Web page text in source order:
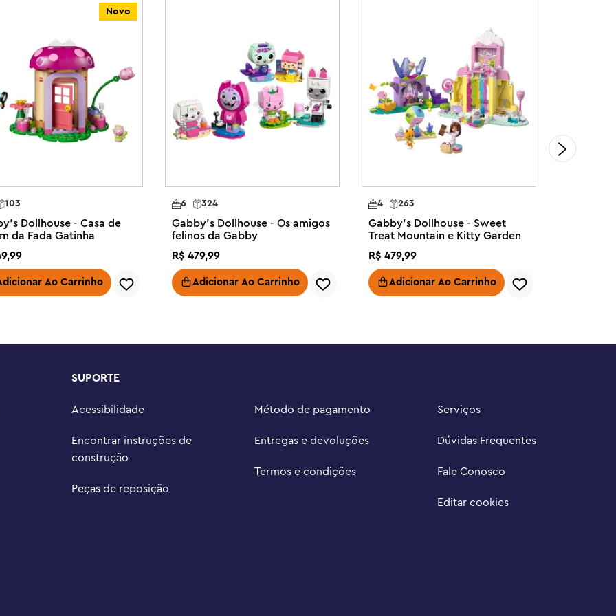
são fornecidas na forma de
fãs da Gabby's Dollhouse da
with Baby Box, especialmente
com mais de 4 anos
uma figura Baby Box e
pincel, tesoura e lata de spray
Baby Box a pintar um quadro e
a ajuda de uma escada para os
e modelos de construção
artesanais, conjuntos
Animation.
– Confira a linha completa de
de conjuntos LEGO®
do cotidiano
mede mais de 8 cm de
Novo
103
Dollhouse - Casa de
da Fada Gatinha
,99
Ao Carrinho
324
6
Gabby's Dollhouse - Os amigos
felinos da Gabby
R$ 479,99
Adicionar Ao Carrinho
263
4
Gabby's Dollhouse - Sweet
Treat Mountain e Kitty Garden
R$ 479,99
Adicionar Ao Carrinho
SUPORTE
Acessibilidade
Encontrar instruções de
construção
Peças de reposição
Método de pagamento
Entregas e devoluções
Termos e condições
Serviços
Dúvidas Frequentes
Fale Conosco
Editar cookies